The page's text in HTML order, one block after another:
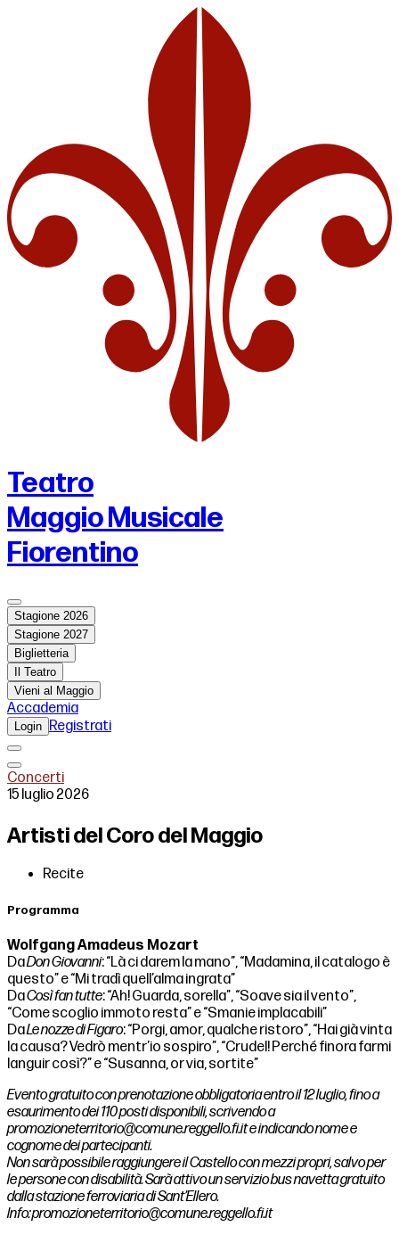
Teatro
Maggio Musicale
Fiorentino
Stagione 2026
Stagione 2027
Biglietteria
Il Teatro
Vieni al Maggio
Accademia
Login Registrati
Concerti
15 luglio 2026
Artisti del Coro del Maggio
Recite
Programma
Wolfgang Amadeus Mozart
DaDon Giovanni: “Là ci darem la mano”, “Madamina, il catalogo è
questo” e “Mi tradì quell’alma ingrata”
DaCosì fan tutte: “Ah! Guarda, sorella”, “Soave sia il vento”,
“Come scoglio immoto resta” e “Smanie implacabili”
DaLe nozze di Figaro: “Porgi, amor, qualche ristoro”, “Hai già vinta
la causa? Vedrò mentr’io sospiro”, “Crudel! Perché finora farmi
languir così?” e “Susanna, or via, sortite”
Evento gratuito con prenotazione obbligatoria entro il 12 luglio, fino a
esaurimento dei 110 posti disponibili, scrivendo a
promozioneterritorio@comune.reggello.fi.ite indicando nome e
cognome dei partecipanti.
Non sarà possibile raggiungere il Castello con mezzi propri, salvo per
le persone con disabilità. Sarà attivo un servizio bus navetta gratuito
dalla stazione ferroviaria di Sant’Ellero.
Info:promozioneterritorio@comune.reggello.fi.it